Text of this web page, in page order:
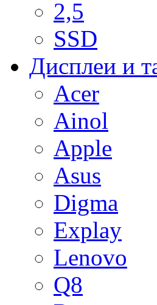
2,5
SSD
Дисплеи и
Acer
Ainol
Apple
Asus
Digma
Explay
Lenovo
Q8